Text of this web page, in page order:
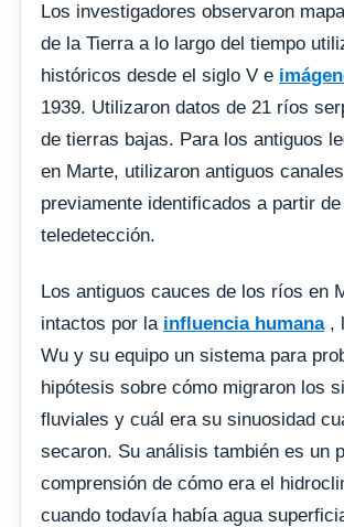
Los investigadores observaron
de la Tierra a lo largo del tiempo
históricos desde el siglo V e
1939. Utilizaron datos de 21 ríos
de tierras bajas. Para los antiguos
en Marte, utilizaron antiguos
previamente identificados a partir
teledetección.
Los antiguos cauces de los ríos en
intactos por la influencia humana,
Wu y su equipo un sistema para
hipótesis sobre cómo migraron los
fluviales y cuál era su sinuosidad
secaron. Su análisis también es un
comprensión de cómo era el
cuando todavía había agua